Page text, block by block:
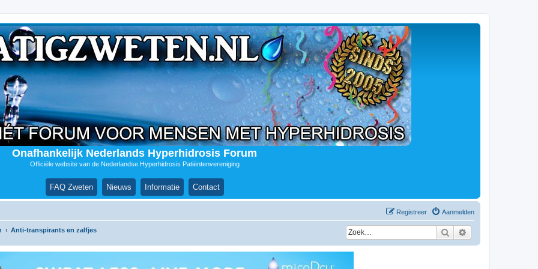
Onafhankelijk Nederlands Hyperhidrosis Forum
Officiële website van de Nederlandse Hyperhidrosis Patiëntenvereniging
FAQ Zweten Nieuws Informatie Contact
Aanmelden
Registreer
Anti-transpirants en zalfjes Zoek